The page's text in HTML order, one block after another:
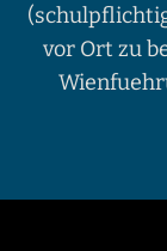
vor Ort zu